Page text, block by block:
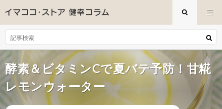
酵素＆ビタミンCで夏バテ予防！甘糀
レモンウォーター